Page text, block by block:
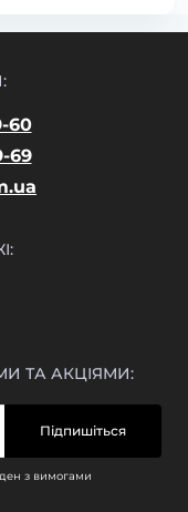
60
69
ТА АКЦІЯМИ:
Підпишіться
з вимогами